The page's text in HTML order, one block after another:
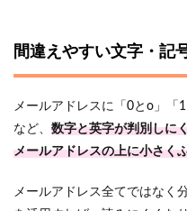
間違えやすい文字・記
メールアドレスに「0とo」「
など、 数字と英字が判別しに
メールアドレスの上に小さく
メールアドレス全てではなく